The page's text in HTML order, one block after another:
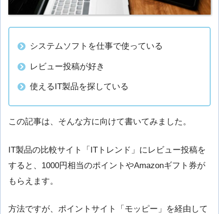
システムソフトを仕事で使っている
レビュー投稿が好き
使えるIT製品を探している
この記事は、そんな方に向けて書いてみました。
IT製品の比較サイト「ITトレンド」にレビュー投稿を
すると、1000円相当のポイントやAmazonギフト券が
もらえます。
方法ですが、ポイントサイト「モッピー」を経由して